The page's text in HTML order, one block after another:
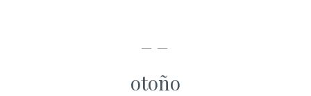
— —
otoño